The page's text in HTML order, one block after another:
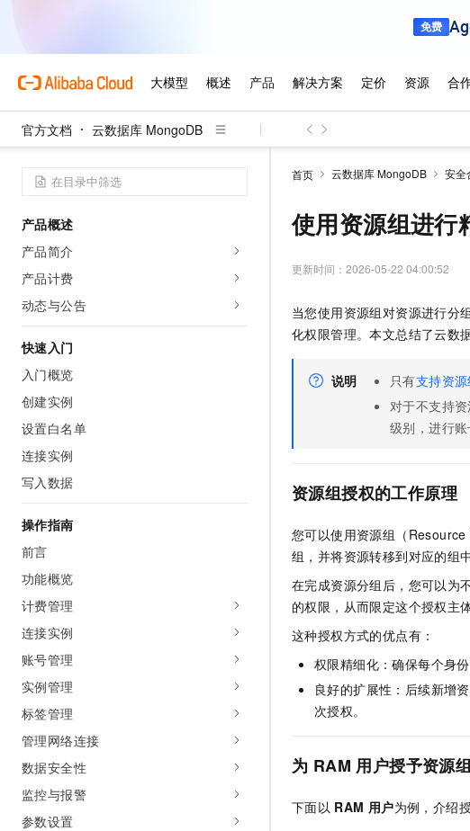
官方文档 云数据库 MongoDB
产品概述
产品简介
产品计费
动态与公告
快速入门
入门概览
创建实例
设置白名单
连接实例
写入数据
操作指南
前言
功能概览
计费管理
连接实例
账号管理
实例管理
标签管理
管理网络连接
数据安全性
监控与报警
参数设置
首页 云数据库 MongoDB 安全
使用资源组进行
更新时间： 2026-05-22 04:00:52
当您使用资源组对资源进行分
化权限管理。本文总结了云数
说明 只有支持资
对于不支持
级别，进行
资源组授权的工作原理
您可以使用资源组（
组，并将资源转移到对应的组
在完成资源分组后，您可以为
的权限，从而限定这个授权主
这种授权方式的优点有：
权限精细化：确保每个身
良好的扩展性：后续新增
次授权。
为 RAM 用户授予资源
下面以 RAM 用户为例，介绍